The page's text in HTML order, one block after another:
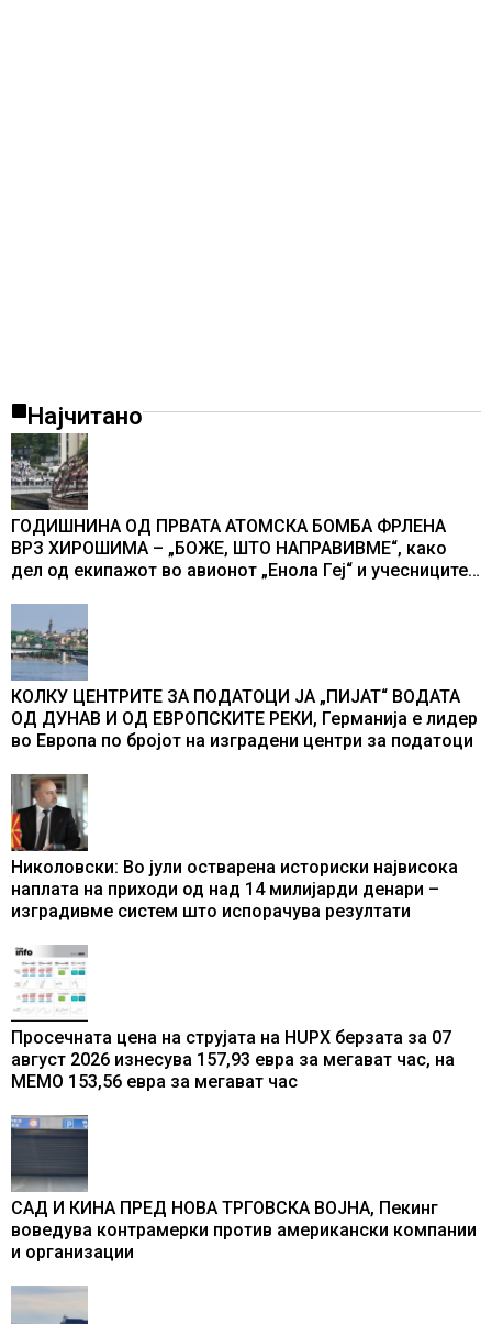
Најчитано
ГОДИШНИНА ОД ПРВАТА АТОМСКА БОМБА ФРЛЕНА
ВРЗ ХИРОШИМА – „БОЖЕ, ШТО НАПРАВИВМЕ“, како
дел од екипажот во авионот „Енола Геј“ и учесниците
промени текот на историјата
КОЛКУ ЦЕНТРИТЕ ЗА ПОДАТОЦИ ЈА „ПИЈАТ“ ВОДАТА
ОД ДУНАВ И ОД ЕВРОПСКИТЕ РЕКИ, Германија е лидер
во Европа по бројот на изградени центри за податоци
Николовски: Во јули остварена историски највисока
наплата на приходи од над 14 милијарди денари –
изградивме систем што испорачува резултати
Просечната цена на струјата на HUPX берзата за 07
август 2026 изнесува 157,93 евра за мегават час, на
МЕМО 153,56 евра за мегават час
САД И КИНА ПРЕД НОВА ТРГОВСКА ВОЈНА, Пекинг
воведува контрамерки против американски компании
и организации